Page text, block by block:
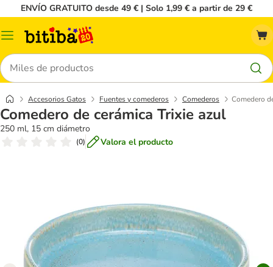
ENVÍO GRATUITO desde 49 € | Solo 1,99 € a partir de 29 €
Menú
Buscar
Accesorios Gatos Fuentes y comederos Comederos Comedero
Comedero de cerámica Trixie azul
250 ml, 15 cm diámetro
(0) Valora el producto